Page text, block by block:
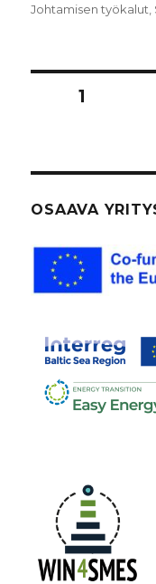
Johtamisen työkalut,
SIVU1
OSAAVA